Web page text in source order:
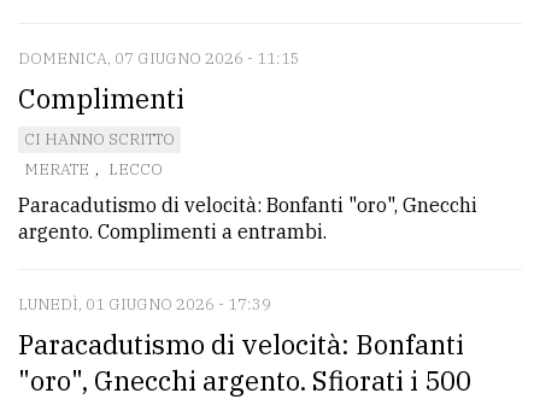
TESTATE
PRIVACY
Privacy
policy
Cookie
DOMENICA, 07 GIUGNO 2026 - 11:15
Complimenti
CI HANNO SCRITTO
MERATE , LECCO
Paracadutismo di velocità: Bonfanti "oro", Gnecchi
argento. Complimenti a entrambi.
LUNEDÌ, 01 GIUGNO 2026 - 17:39
Paracadutismo di velocità: Bonfanti
"oro", Gnecchi argento. Sfiorati i 500